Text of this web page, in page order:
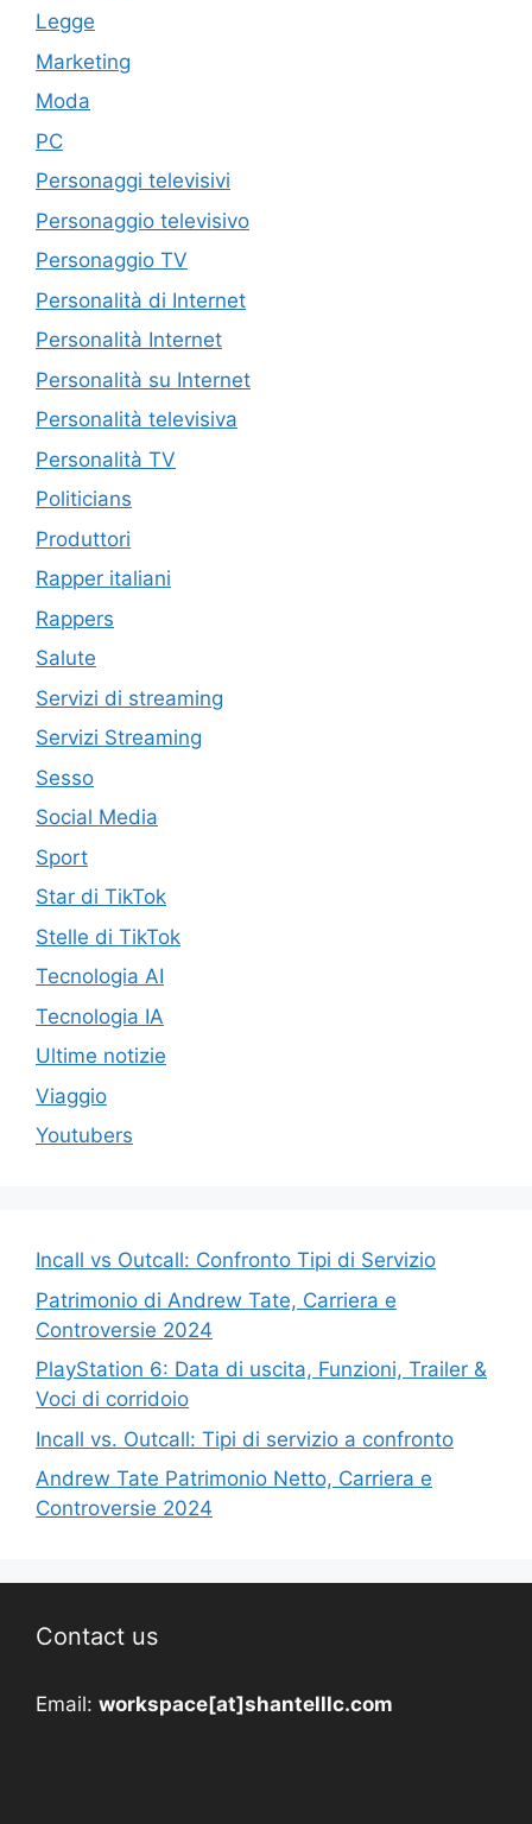
Legge
Marketing
Moda
PC
Personaggi televisivi
Personaggio televisivo
Personaggio TV
Personalità di Internet
Personalità Internet
Personalità su Internet
Personalità televisiva
Personalità TV
Politicians
Produttori
Rapper italiani
Rappers
Salute
Servizi di streaming
Servizi Streaming
Sesso
Social Media
Sport
Star di TikTok
Stelle di TikTok
Tecnologia AI
Tecnologia IA
Ultime notizie
Viaggio
Youtubers
Incall vs Outcall: Confronto Tipi di Servizio
Patrimonio di Andrew Tate, Carriera e
Controversie 2024
PlayStation 6: Data di uscita, Funzioni, Trailer &
Voci di corridoio
Incall vs. Outcall: Tipi di servizio a confronto
Andrew Tate Patrimonio Netto, Carriera e
Controversie 2024
Contact us
Email: workspace[at]shantelllc.com